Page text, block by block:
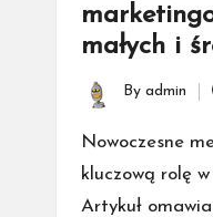
małych i
Posted
by
By admin
Nowoczesne
kluczową rolę
Artykuł